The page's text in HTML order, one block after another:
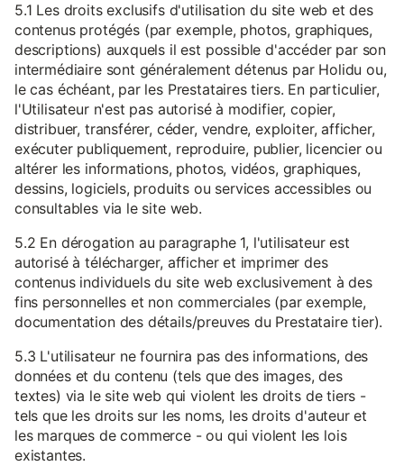
5.1 Les droits exclusifs d'utilisation du site web et des
contenus protégés (par exemple, photos, graphiques,
descriptions) auxquels il est possible d'accéder par son
intermédiaire sont généralement détenus par Holidu ou,
le cas échéant, par les Prestataires tiers. En particulier,
l'Utilisateur n'est pas autorisé à modifier, copier,
distribuer, transférer, céder, vendre, exploiter, afficher,
exécuter publiquement, reproduire, publier, licencier ou
altérer les informations, photos, vidéos, graphiques,
dessins, logiciels, produits ou services accessibles ou
consultables via le site web.
5.2 En dérogation au paragraphe 1, l'utilisateur est
autorisé à télécharger, afficher et imprimer des
contenus individuels du site web exclusivement à des
fins personnelles et non commerciales (par exemple,
documentation des détails/preuves du Prestataire tier).
5.3 L'utilisateur ne fournira pas des informations, des
données et du contenu (tels que des images, des
textes) via le site web qui violent les droits de tiers -
tels que les droits sur les noms, les droits d'auteur et
les marques de commerce - ou qui violent les lois
existantes.